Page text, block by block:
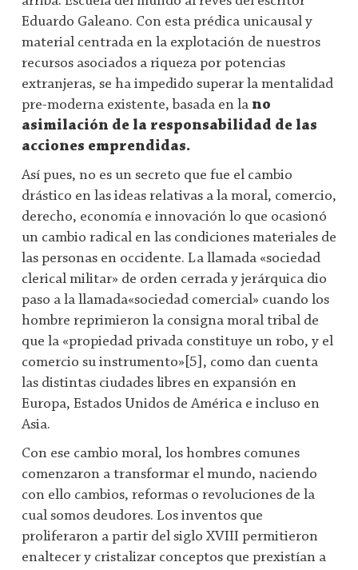
Eduardo Galeano. Con esta prédica unicausal y
material centrada en la explotación de nuestros
recursos asociados a riqueza por potencias
extranjeras, se ha impedido superar la mentalidad
pre-moderna existente, basada en la no
asimilación de la responsabilidad de las
acciones emprendidas.
Así pues, no es un secreto que fue el cambio
drástico en las ideas relativas a la moral, comercio,
derecho, economía e innovación lo que ocasionó
un cambio radical en las condiciones materiales de
las personas en occidente. La llamada «sociedad
clerical militar» de orden cerrada y jerárquica dio
paso a la llamada«sociedad comercial» cuando los
hombre reprimieron la consigna moral tribal de
que la «propiedad privada constituye un robo, y el
comercio su instrumento»[5], como dan cuenta
las distintas ciudades libres en expansión en
Europa, Estados Unidos de América e incluso en
Asia.
Con ese cambio moral, los hombres comunes
comenzaron a transformar el mundo, naciendo
con ello cambios, reformas o revoluciones de la
cual somos deudores. Los inventos que
proliferaron a partir del siglo XVIII permitieron
enaltecer y cristalizar conceptos que prexistían a